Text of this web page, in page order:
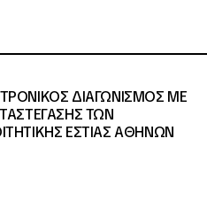
ΔΙΑΓΩΝΙΣΜΟΣ ΜΕ
ΤΩΝ
ΕΣΤΙΑΣ ΑΘΗΝΩΝ